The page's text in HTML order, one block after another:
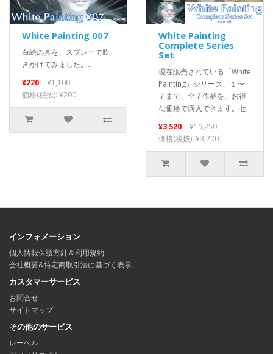
White Painting 007
白絵の具を、スプレーで吹
きかけてみました。..
¥220
¥1,100
価格(税抜): ¥200
White Painting
Complete Series
Set
現在販売されている「White
Painting」シリーズ、１〜
７まで、全７作品を、お得
な価格で購入できます。セ..
¥3,520
¥19,250
価格(税抜): ¥3,200
インフォメーション
個人情報保護方針＆利用規約
会社概要&特定商取引法に基づく表示
カスタマーサービス
お問合せ
サイトマップ
その他のサービス
レーベル